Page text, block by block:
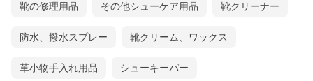
靴の修理用品 その他シューケア用品 靴クリーナー
防水、撥水スプレー 靴クリーム、ワックス
革小物手入れ用品 シューキーパー